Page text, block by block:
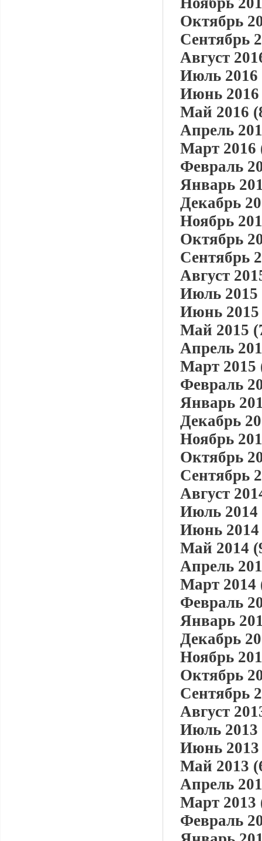
Октябрь
Сентябрь
Август
Июль 2016
Июнь 2016
Май 2016
Апрель
Март 2016
Февраль
Январь
Декабрь
Ноябрь
Октябрь
Сентябрь
Август
Июль 2015
Июнь 2015
Май 2015
Апрель
Март 2015
Февраль
Январь
Декабрь
Ноябрь
Октябрь
Сентябрь
Август
Июль 2014
Июнь 2014
Май 2014
Апрель
Март 2014
Февраль
Январь
Декабрь
Ноябрь
Октябрь
Сентябрь
Август
Июль 2013
Июнь 2013
Май 2013
Апрель
Март 2013
Февраль